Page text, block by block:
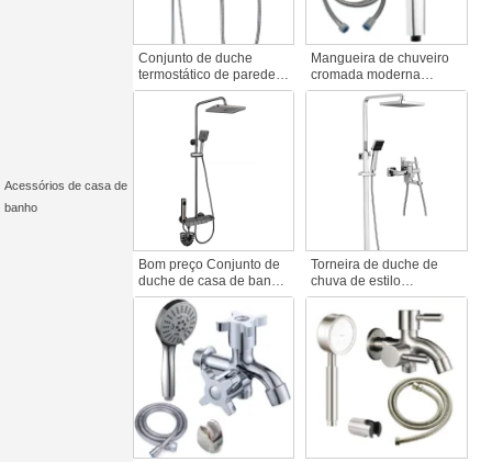
Acessórios de casa de
banho
Conjunto de duche
termostático de parede
estilo Rain Outlet Luxury
Chrome Finish Brass
Brushed Surface Shower
Mangueira de chuveiro
cromada moderna
Chuveiro de mão em aço
inoxidável durável
banho flexível Cabeça
de chuveiro em plástico
ABS acessório de
torneira muçulmana
Bom preço Conjunto de
duche de casa de banho
com chuveiro de chuva
de manípulo único
Montado na parede
Botões de piano em
latão polido Cromado
Duche padrão de hotel
Torneira de duche de
chuva de estilo
contemporâneo Design
de teto personalizado
Chuva suave
Acabamento em níquel
escovado Água de casa
de banho moderna em